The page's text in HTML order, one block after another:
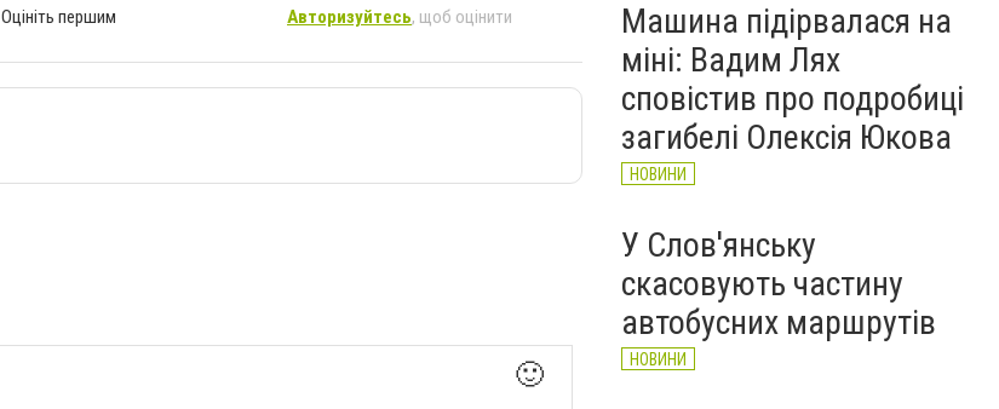
Оцініть першим Авторизуйтесь, щоб оцінити
🙂
Машина підірвалася на
міні: Вадим Лях
сповістив про подробиці
загибелі Олексія Юкова
НОВИНИ
У Слов'янську
скасовують частину
автобусних маршрутів
НОВИНИ